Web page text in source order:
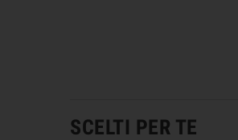
SCELTI PER TE